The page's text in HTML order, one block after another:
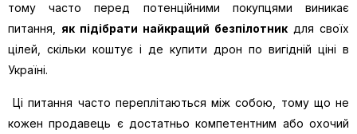
тому часто перед потенційними покупцями виникає
питання, як підібрати найкращий безпілотник для своїх
цілей, скільки коштує і де купити дрон по вигідній ціні в
Україні.
Ці питання часто переплітаються між собою, тому що не
кожен продавець є достатньо компетентним або охочий